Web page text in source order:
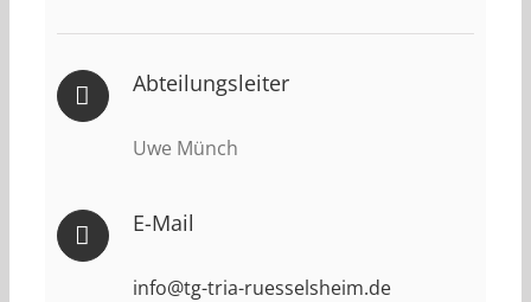
Abteilungsleiter
Uwe Münch
E-Mail
info@tg-tria-ruesselsheim.de